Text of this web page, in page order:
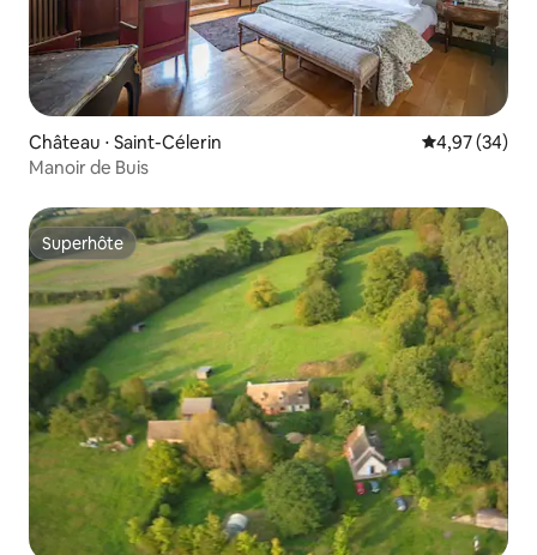
Château ⋅ Saint-Célerin Évaluation
4,97 (34)
Manoir de Buis
Superhôte
Superhôte